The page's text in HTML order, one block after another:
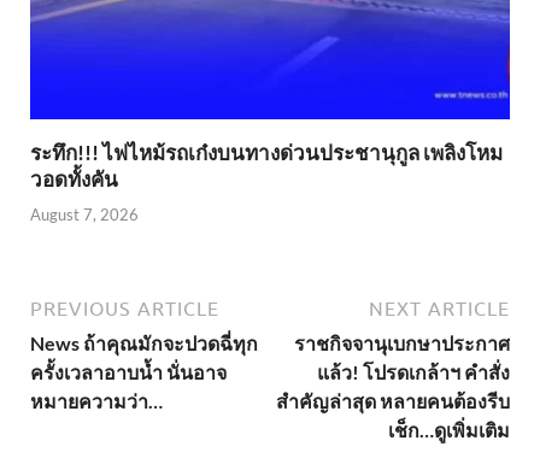
ระทึก!!! ไฟไหม้รถเก๋งบนทางด่วนประชานุกูล เพลิงโหม
วอดทั้งคัน
August 7, 2026
PREVIOUS ARTICLE
News ถ้าคุณมักจะปวดฉี่ทุก
ครั้งเวลาอาบน้ำ นั่นอาจ
หมายความว่า…
NEXT ARTICLE
ราชกิจจานุเบกษาประกาศ
แล้ว! โปรดเกล้าฯ คำสั่ง
สำคัญล่าสุด หลายคนต้องรีบ
เช็ก…ดูเพิ่มเติม